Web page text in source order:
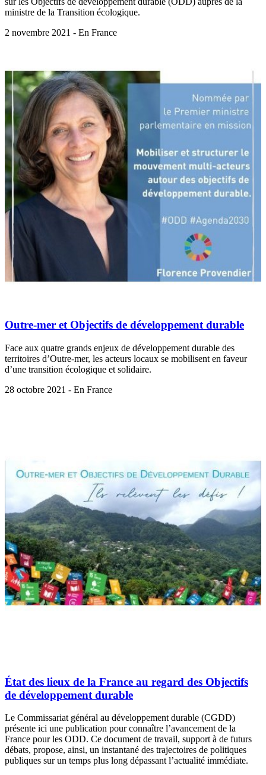
ministre de la Transition écologique.
2 novembre 2021 - En France
Outre-mer et Objectifs de développement durable
Face aux quatre grands enjeux de développement durable des
territoires d’Outre-mer, les acteurs locaux se mobilisent en faveur
d’une transition écologique et solidaire.
28 octobre 2021 - En France
État des lieux de la France au regard des Objectifs
de développement durable
Le Commissariat général au développement durable (CGDD)
présente ici une publication pour connaître l’avancement de la
France pour les ODD. Ce document de travail, support à de futurs
débats, propose, ainsi, un instantané des trajectoires de politiques
publiques sur un temps plus long dépassant l’actualité immédiate.